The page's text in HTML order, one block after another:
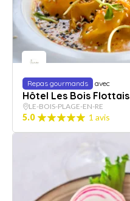
Repas gourmands avec
Hôtel Les Bois Flottais
LE-BOIS-PLAGE-EN-RE
5.0 1 avis